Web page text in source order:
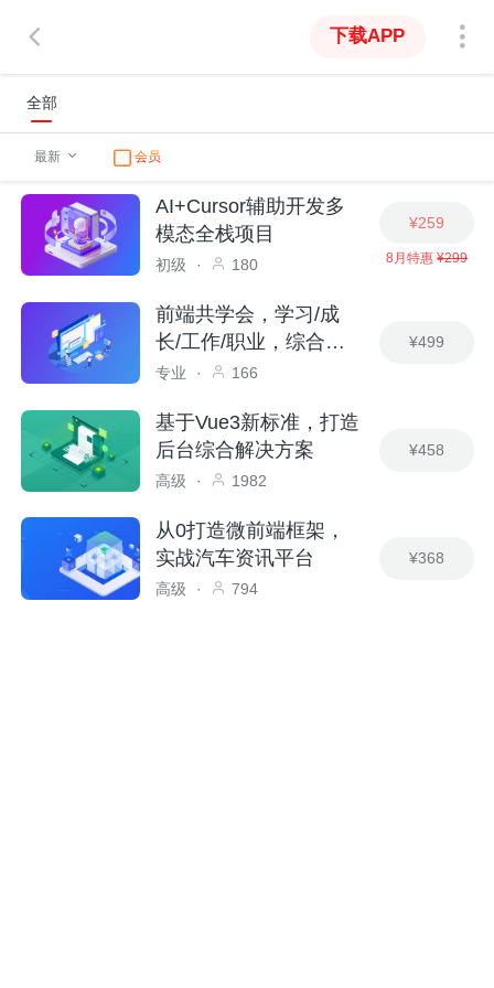
下载APP
全部
最新 会员
AI+Cursor辅助开发多
模态全栈项目
初级 · 180
¥259
8月特惠 ¥299
前端共学会，学习/成
长/工作/职业，综合服
务社区
专业 · 166
¥499
基于Vue3新标准，打造
后台综合解决方案
高级 · 1982
¥458
从0打造微前端框架，
实战汽车资讯平台
高级 · 794
¥368